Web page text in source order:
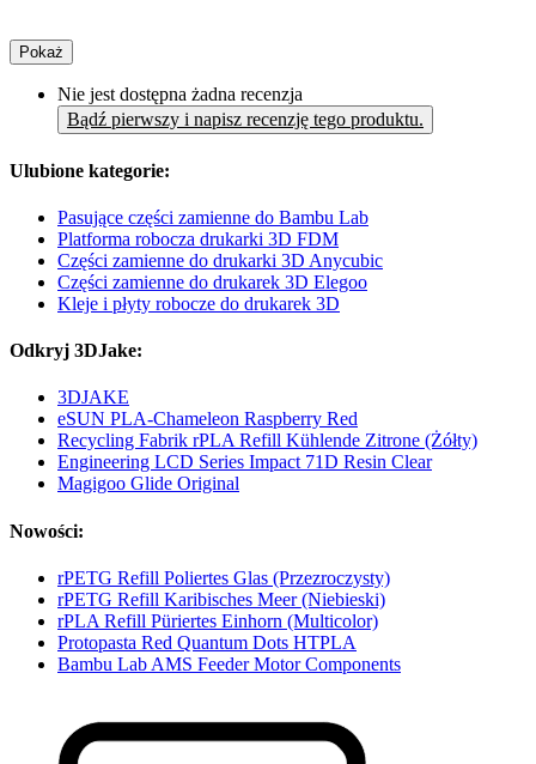
Pokaż
Nie jest dostępna żadna recenzja
Bądź pierwszy i napisz recenzję tego produktu.
Ulubione kategorie:
Pasujące części zamienne do Bambu Lab
Platforma robocza drukarki 3D FDM
Części zamienne do drukarki 3D Anycubic
Części zamienne do drukarek 3D Elegoo
Kleje i płyty robocze do drukarek 3D
Odkryj 3DJake:
3DJAKE
eSUN PLA-Chameleon Raspberry Red
Recycling Fabrik rPLA Refill Kühlende Zitrone (Żółty)
Engineering LCD Series Impact 71D Resin Clear
Magigoo Glide Original
Nowości:
rPETG Refill Poliertes Glas (Przezroczysty)
rPETG Refill Karibisches Meer (Niebieski)
rPLA Refill Püriertes Einhorn (Multicolor)
Protopasta Red Quantum Dots HTPLA
Bambu Lab AMS Feeder Motor Components